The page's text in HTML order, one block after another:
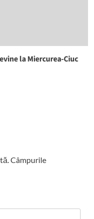
la Miercurea-Ciuc
Câmpurile